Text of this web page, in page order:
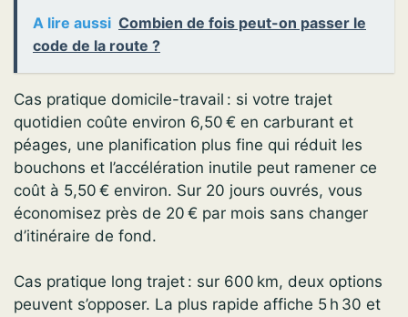
A lire aussi Combien de fois peut-on passer le
code de la route ?
Cas pratique domicile-travail : si votre trajet
quotidien coûte environ 6,50 € en carburant et
péages, une planification plus fine qui réduit les
bouchons et l’accélération inutile peut ramener ce
coût à 5,50 € environ. Sur 20 jours ouvrés, vous
économisez près de 20 € par mois sans changer
d’itinéraire de fond.
Cas pratique long trajet : sur 600 km, deux options
peuvent s’opposer. La plus rapide affiche 5 h 30 et